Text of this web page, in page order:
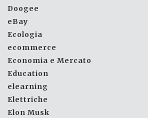
Doogee
eBay
Ecologia
ecommerce
Economia e Mercato
Education
elearning
Elettriche
Elon Musk